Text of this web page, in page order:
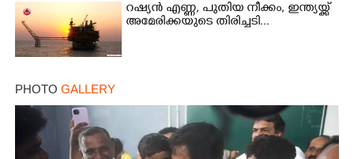
റഷ്യൻ എണ്ണ, പുതിയ നീക്കം, ഇന്ത്യയ്ക്ക്
അമേരിക്കയുടെ തിരിച്ചടി...
PHOTO GALLERY